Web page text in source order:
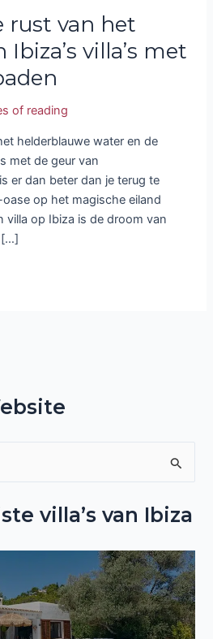
rust van het
villa’s met
of reading
helderblauwe water en de
met de geur van
er dan beter dan je terug te
op het magische eiland
villa op Ibiza is de droom van
[…]
villa’s van Ibiza